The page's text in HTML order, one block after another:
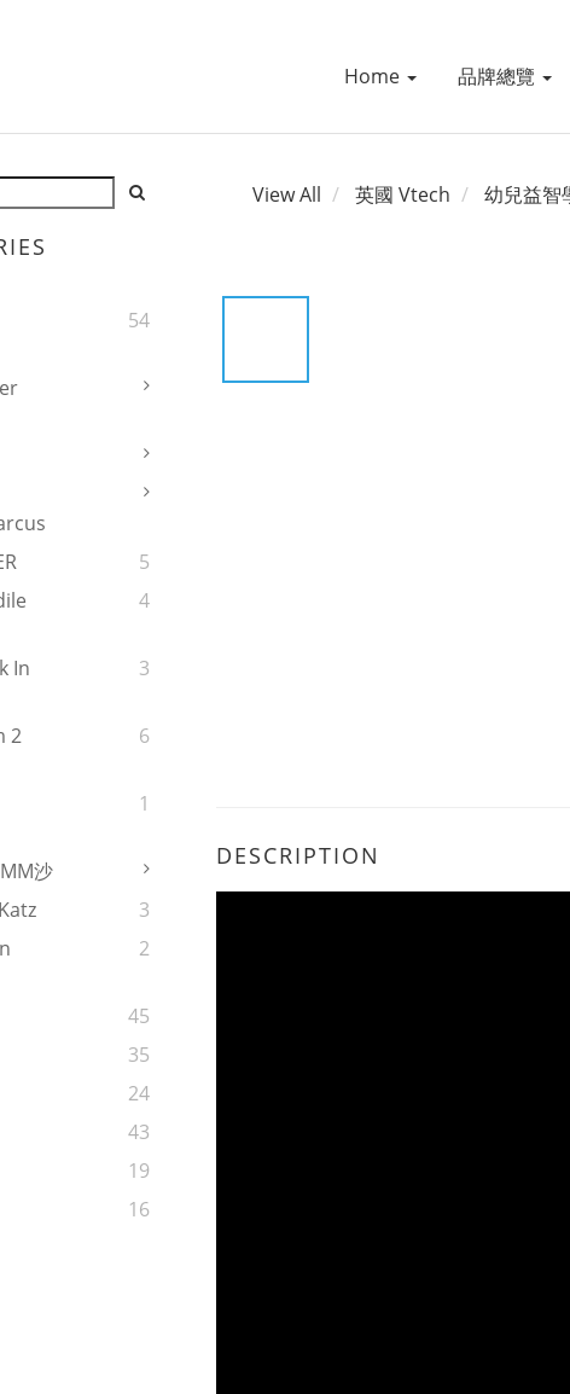
Home 品牌總覽
54
5
4
In
3
2
6
1
沙
3
2
45
35
24
43
19
16
View All 英國 Vtech 幼兒益智
DESCRIPTION